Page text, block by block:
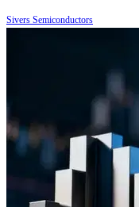
Sivers Semiconductors